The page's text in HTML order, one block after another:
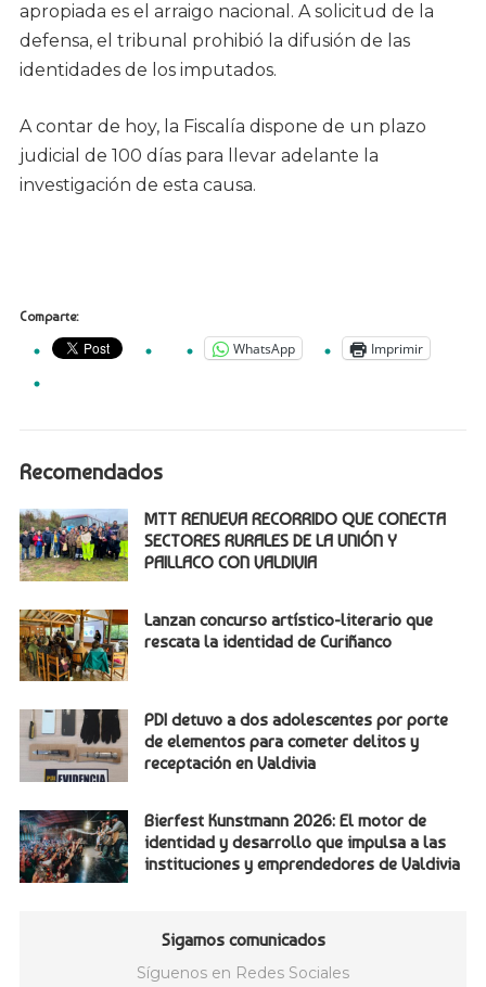
apropiada es el arraigo nacional. A solicitud de la
defensa, el tribunal prohibió la difusión de las
identidades de los imputados.
A contar de hoy, la Fiscalía dispone de un plazo
judicial de 100 días para llevar adelante la
investigación de esta causa.
Comparte:
WhatsApp Imprimir
Recomendados
MTT RENUEVA RECORRIDO QUE CONECTA
SECTORES RURALES DE LA UNIÓN Y
PAILLACO CON VALDIVIA
Lanzan concurso artístico-literario que
rescata la identidad de Curiñanco
PDI detuvo a dos adolescentes por porte
de elementos para cometer delitos y
receptación en Valdivia
Bierfest Kunstmann 2026: El motor de
identidad y desarrollo que impulsa a las
instituciones y emprendedores de Valdivia
Sigamos comunicados
Síguenos en Redes Sociales